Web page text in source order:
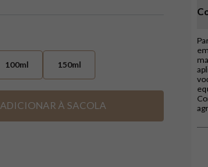
100ml 150ml
ADICIONAR À SACOLA